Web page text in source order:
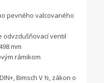
pevného valcovaného
odvzdušňovací ventil
mm
rámikom
Bimsch V ½, zákon o